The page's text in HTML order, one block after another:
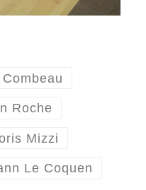
Roche
Mizzi
Le Coquen